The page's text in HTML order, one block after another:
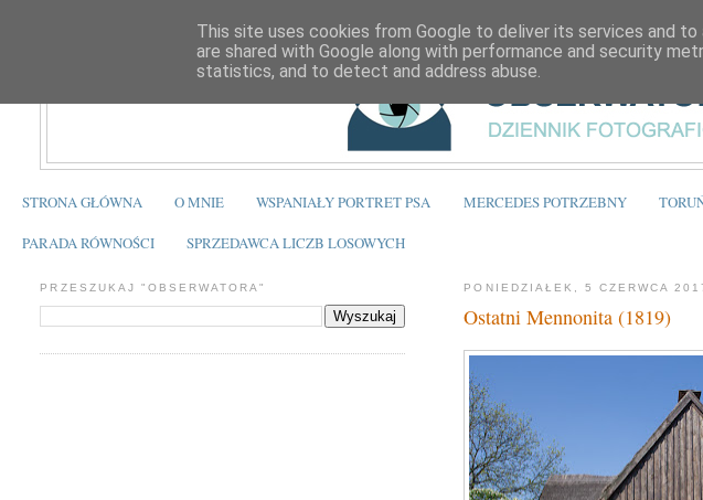
STRONA GŁÓWNA O MNIE WSPANIAŁY PORTRET PSA MERCEDES POTRZEBNY
PARADA RÓWNOŚCI SPRZEDAWCA LICZB LOSOWYCH
PONIEDZIAŁEK, 5 CZERWCA
Ostatni Mennonita (1819)
PRZESZUKAJ "OBSERWATORA"
This site uses cookies from Google to deliver its services and
are shared with Google along with performance and security
statistics, and to detect and address abuse.